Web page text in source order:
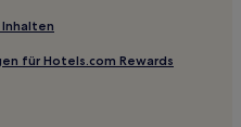
and Carrollton District
für Hotels.com Rewards